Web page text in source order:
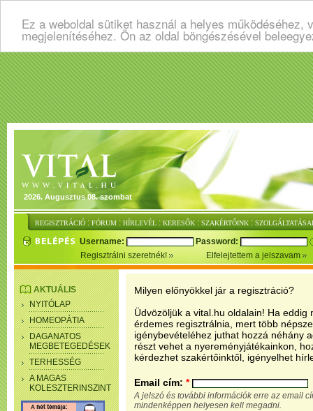
Ez a weboldal sütiket használ a helyes
megjelenítéséhez. Ön az oldal böngészésével
2026. Augusztus 08. szombat
REGISZTRÁCIÓ : FÓRUM : HÍRLEVÉL : KERESŐK : SZAKÉRTŐINK :
Username:
Password:
Regisztrálni szeretnék!
Elfelejtettem a jelszavam
AKTUÁLIS
NYITÓLAP
HOMEOPÁTIA
DAGANATOS
MEGBETEGEDÉSEK
TERHESSÉG
A MAGAS
KOLESZTERINSZINT
Milyen előnyökkel jár a regisztráció?
Üdvözöljük a vital.hu oldalain! Ha eddig
érdemes regisztrálnia, mert több
igénybevételéhez juthat hozzá néhány
részt vehet a nyereményjátékainkon,
kérdezhet szakértőinktől, igényelhet
Email cím: *
A jelszó és további információk erre az email
mindenképpen helyesen kell megadni.